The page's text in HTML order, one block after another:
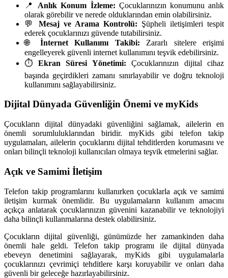
📍 Anlık Konum İzleme: Çocuklarınızın konumunu anlık
olarak görebilir ve nerede olduklarından emin olabilirsiniz.
💬 Mesaj ve Arama Kontrolü: Şüpheli iletişimleri tespit
ederek çocuklarınızı güvende tutabilirsiniz.
🌐 İnternet Kullanımı Takibi: Zararlı sitelere erişimi
engelleyerek güvenli internet kullanımını teşvik edebilirsiniz.
⏱️ Ekran Süresi Yönetimi: Çocuklarınızın dijital cihaz
başında geçirdikleri zamanı sınırlayabilir ve doğru teknoloji
kullanımını sağlayabilirsiniz.
Dijital Dünyada Güvenliğin Önemi ve myKids
Çocukların dijital dünyadaki güvenliğini sağlamak, ailelerin en
önemli sorumluluklarından biridir. myKids gibi telefon takip
uygulamaları, ailelerin çocuklarını dijital tehditlerden korumasını ve
onları bilinçli teknoloji kullanıcıları olmaya teşvik etmelerini sağlar.
Açık ve Samimi İletişim
Telefon takip programlarını kullanırken çocuklarla açık ve samimi
iletişim kurmak önemlidir. Bu uygulamaların kullanım amacını
açıkça anlatarak çocuklarınızın güvenini kazanabilir ve teknolojiyi
daha bilinçli kullanmalarına destek olabilirsiniz.
Çocukların dijital güvenliği, günümüzde her zamankinden daha
önemli hale geldi. Telefon takip programı ile dijital dünyada
ebeveyn denetimini sağlayarak, myKids gibi uygulamalarla
çocuklarınızı çevrimiçi tehditlere karşı koruyabilir ve onları daha
güvenli bir geleceğe hazırlayabilirsiniz.